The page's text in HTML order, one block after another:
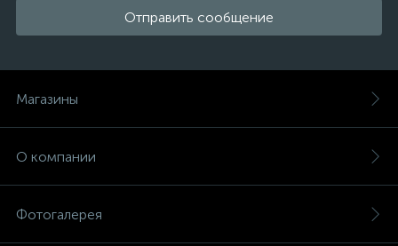
Отправить сообщение
Магазины
О компании
Фотогалерея